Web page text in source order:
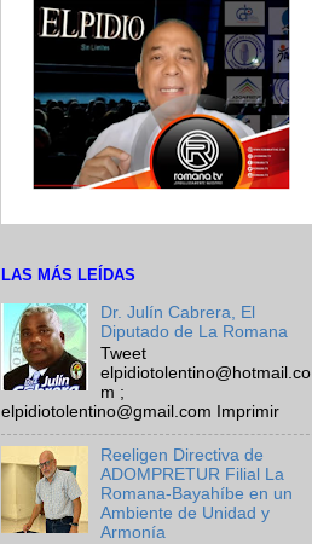
LAS MÁS LEÍDAS
Dr. Julín Cabrera, El
Diputado de La Romana
Tweet
elpidiotolentino@hotmail.co
m ;
elpidiotolentino@gmail.com Imprimir
Reeligen Directiva de
ADOMPRETUR Filial La
Romana-Bayahíbe en un
Ambiente de Unidad y
Armonía